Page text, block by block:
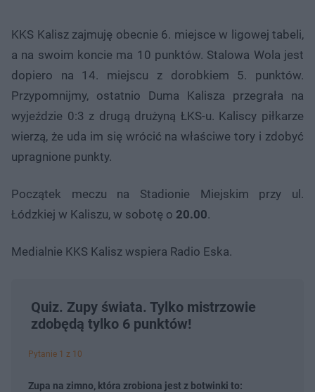
KKS Kalisz zajmuję obecnie 6. miejsce w ligowej tabeli,
a na swoim koncie ma 10 punktów. Stalowa Wola jest
dopiero na 14. miejscu z dorobkiem 5. punktów.
Przypomnijmy, ostatnio Duma Kalisza przegrała na
wyjeździe 0:3 z drugą drużyną ŁKS-u. Kaliscy piłkarze
wierzą, że uda im się wrócić na właściwe tory i zdobyć
upragnione punkty.
Początek meczu na Stadionie Miejskim przy ul.
Łódzkiej w Kaliszu, w sobotę o 20.00.
Medialnie KKS Kalisz wspiera Radio Eska.
Quiz. Zupy świata. Tylko mistrzowie
zdobędą tylko 6 punktów!
Pytanie 1 z 10
Zupa na zimno, która zrobiona jest z botwinki to: